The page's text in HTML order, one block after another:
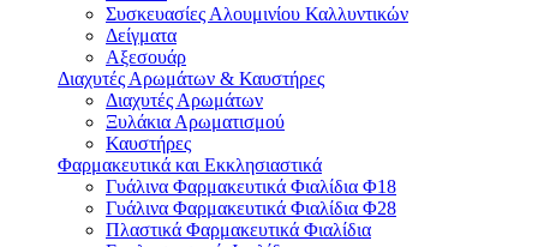
Συσκευασίες Αλουμινίου Καλλυντικών
Δείγματα
Αξεσουάρ
Διαχυτές Αρωμάτων & Καυστήρες
Διαχυτές Αρωμάτων
Ξυλάκια Αρωματισμού
Καυστήρες
Φαρμακευτικά και Εκκλησιαστικά
Γυάλινα Φαρμακευτικά Φιαλίδια Φ18
Γυάλινα Φαρμακευτικά Φιαλίδια Φ28
Πλαστικά Φαρμακευτικά Φιαλίδια